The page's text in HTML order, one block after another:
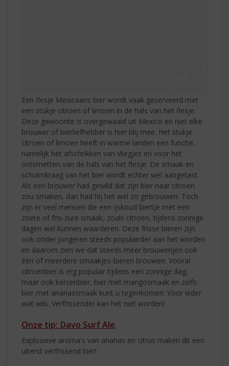
Een flesje Mexicaans bier wordt vaak geserveerd met
een stukje citroen of limoen in de hals van het flesje.
Deze gewoonte is overgewaaid uit Mexico en niet elke
brouwer of bierliefhebber is hier blij mee. Het stukje
citroen of limoen heeft in warme landen een functie,
namelijk het afschrikken van vliegjes en voor het
ontsmetten van de hals van het flesje. De smaak en
schuimkraag van het bier wordt echter wel aangetast.
Als een brouwer had gewild dat zijn bier naar citroen
zou smaken, dan had hij het wel zo gebrouwen. Toch
zijn er veel mensen die een ijskoud biertje met een
zoete of fris-zure smaak, zoals citroen, tijdens zonnige
dagen wel kunnen waarderen. Deze frisse bieren zijn
ook onder jongeren steeds populairder aan het worden
en daarom zien we dat steeds meer brouwerijen ook
één of meerdere smaakjes-bieren brouwen. Vooral
citroenbier is erg populair tijdens een zonnige dag,
maar ook kersenbier, bier met mangosmaak en zelfs
bier met ananassmaak kunt u tegenkomen. Voor ieder
wat wils. Verfrissender kan het niet worden!
Onze tip: Davo Surf Ale
Explosieve aroma's van ananas en citrus maken dit een
uiterst verfrissend bier!